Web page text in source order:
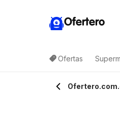
Ofertero
Ofertas